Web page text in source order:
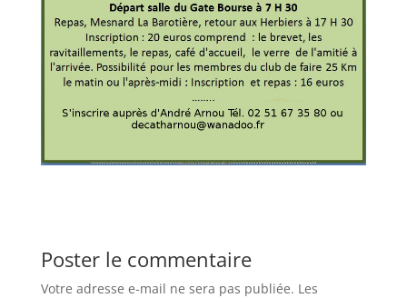
Poster le commentaire
Votre adresse e-mail ne sera pas publiée. Les